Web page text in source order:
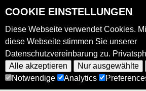
COOKIE EINSTELLUNGEN
Diese Webseite verwendet Cookies.
diese Webseite stimmen Sie unserer
Datenschutzvereinbarung zu.
Alle akzeptieren
Nur ausgewählte
Notwendige
Analytics